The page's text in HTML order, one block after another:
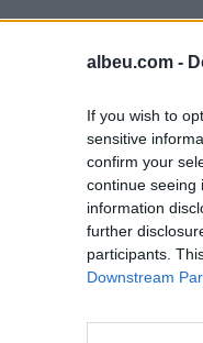
albeu.com -
If you wish to
sensitive
confirm your
continue seeing
information
further
participants.
Downstream